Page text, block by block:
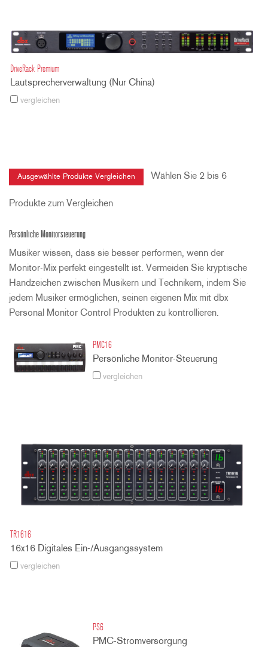
DriveRack Premium
Lautsprecherverwaltung (Nur China)
vergleichen
Wählen Sie 2 bis 6
Produkte zum Vergleichen
Persönliche Monitorsteuerung
Musiker wissen, dass sie besser performen, wenn der
Monitor-Mix perfekt eingestellt ist. Vermeiden Sie kryptische
Handzeichen zwischen Musikern und Technikern, indem Sie
jedem Musiker ermöglichen, seinen eigenen Mix mit dbx
Personal Monitor Control Produkten zu kontrollieren.
PMC16
Persönliche Monitor-Steuerung
vergleichen
TR1616
16x16 Digitales Ein-/Ausgangssystem
vergleichen
PS6
PMC-Stromversorgung